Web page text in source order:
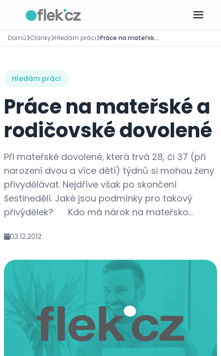
Domů Články Hledám práci Práce na mateřské a rodičovské dovolené
Hledám práci
Práce na mateřské a
rodičovské dovolené
Při mateřské dovolené, která trvá 28, či 37 (při
narození dvou a více dětí) týdnů si mohou ženy
přivydělávat. Nejdříve však po skončení
šestinedělí. Jaké jsou podmínky pro takový
přivýdělek? Kdo má nárok na mateřsko...
03.12.2012